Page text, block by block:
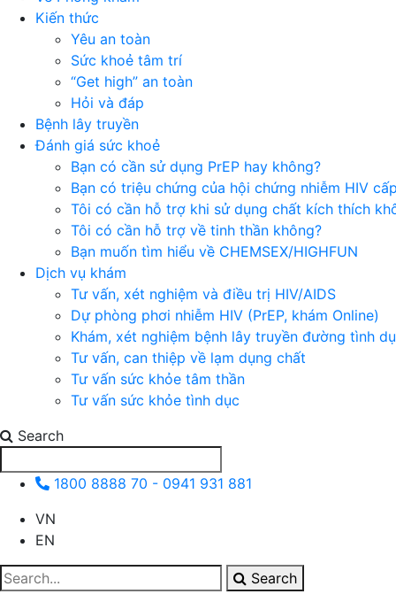
Kiến thức
Yêu an toàn
Sức khoẻ tâm trí
“Get high” an toàn
Hỏi và đáp
Bệnh lây truyền
Đánh giá sức khoẻ
Bạn có cần sử dụng PrEP hay không?
Bạn có triệu chứng của hội chứng nhiễm HIV
Tôi có cần hỗ trợ khi sử dụng chất kích thích
Tôi có cần hỗ trợ về tinh thần không?
Bạn muốn tìm hiểu về CHEMSEX/HIGHFUN
Dịch vụ khám
Tư vấn, xét nghiệm và điều trị HIV/AIDS
Dự phòng phơi nhiễm HIV (PrEP, khám Online)
Khám, xét nghiệm bệnh lây truyền đường tình
Tư vấn, can thiệp về lạm dụng chất
Tư vấn sức khỏe tâm thần
Tư vấn sức khỏe tình dục
Search
1800 8888 70 - 0941 931 881
VN
EN
Search